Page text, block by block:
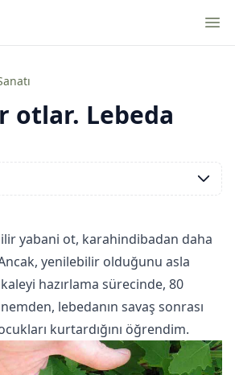
otlar. Lebeda
yabani ot, karahindibadan daha
yenilebilir olduğunu asla
hazırlama sürecinde, 80
lebedanın savaş sonrası
kurtardığını öğrendim.